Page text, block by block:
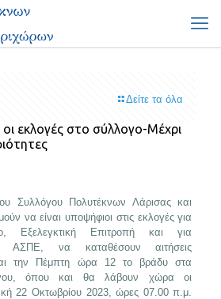
Δείτε τα όλα
εκλογές στο σύλλογο-Μέχρι
Συλλόγου Πολυτέκνων Λάρισας και
να είναι υποψήφιοι στις εκλογές για
Εξελεγκτική Επιτροπή και για
ΑΣΠΕ, να καταθέσουν αιτήσεις
την Πέμπτη ώρα 12 το βράδυ στα
όπου και θα λάβουν χώρα οι
22 Οκτωβρίου 2023, ώρες 07.00 π.μ.